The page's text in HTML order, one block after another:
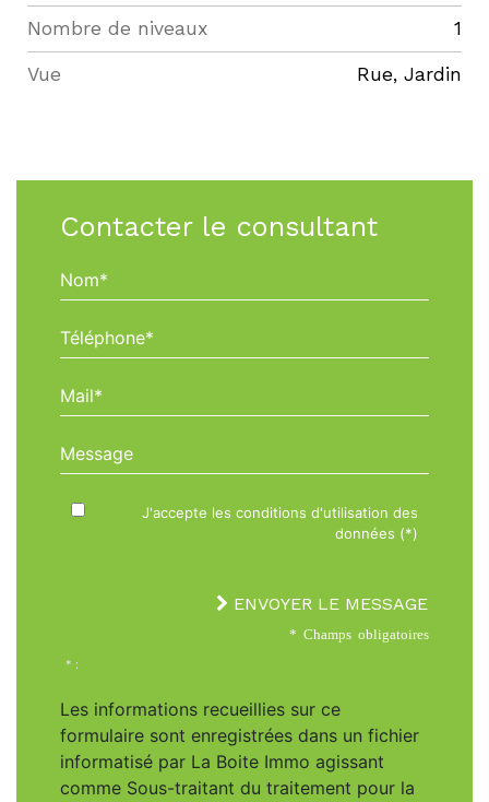
Nombre de niveaux 1
Vue Rue, Jardin
Contacter le consultant
Nom*
Téléphone*
Mail*
Message
J'accepte les conditions d'utilisation des
données (*)
ENVOYER LE MESSAGE
* Champs obligatoires
* :
Les informations recueillies sur ce
formulaire sont enregistrées dans un fichier
informatisé par La Boite Immo agissant
comme Sous-traitant du traitement pour la